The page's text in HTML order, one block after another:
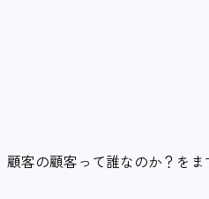
顧客の顧客って誰なのか？をま